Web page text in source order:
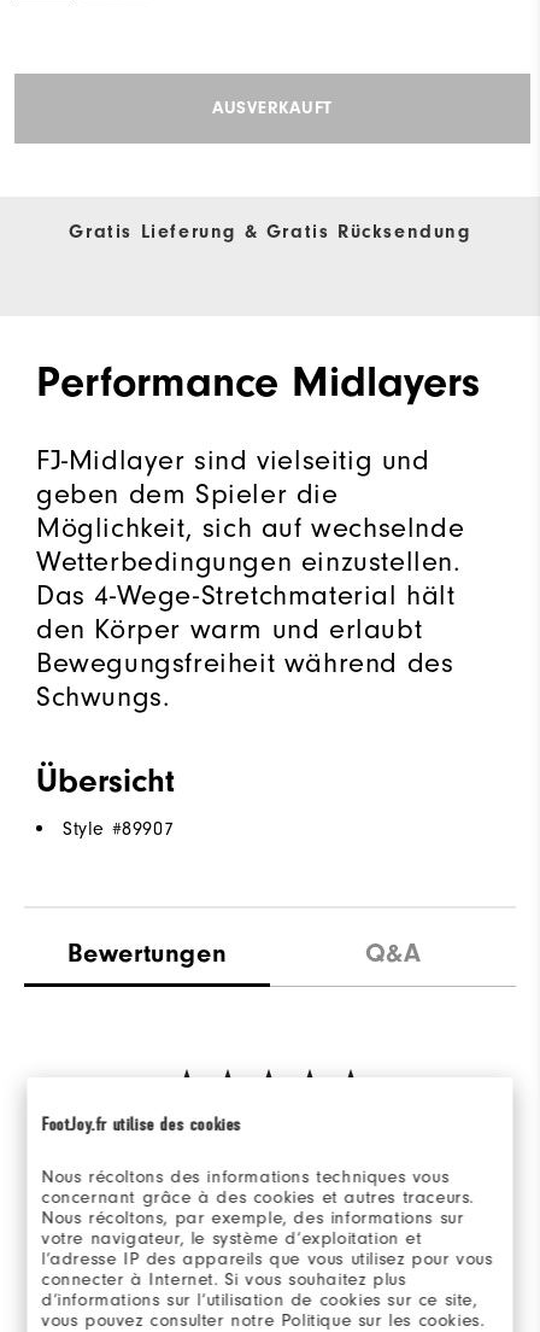
FootJoy.fr utilise des cookies
Nous récoltons des informations techniques vous
concernant grâce à des cookies et autres traceurs.
Nous récoltons, par exemple, des informations sur
votre navigateur, le système d’exploitation et
l’adresse IP des appareils que vous utilisez pour vous
connecter à Internet. Si vous souhaitez plus
d’informations sur l’utilisation de cookies sur ce site,
vous pouvez consulter notre Politique sur les cookies.
AUSVERKAUFT
Gratis Lieferung & Gratis Rücksendung
Performance Midlayers
FJ-Midlayer sind vielseitig und
geben dem Spieler die
Möglichkeit, sich auf wechselnde
Wetterbedingungen einzustellen.
Das 4-Wege-Stretchmaterial hält
den Körper warm und erlaubt
Bewegungsfreiheit während des
Schwungs.
Übersicht
Style #89907
Bewertungen Q&A
Be the first to review this product
SCHREIBE DIE ERSTE BEWERTUNG